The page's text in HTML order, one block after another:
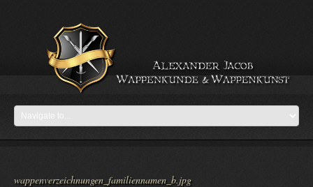
wappenverzeichnungen_familiennamen_b.jpg